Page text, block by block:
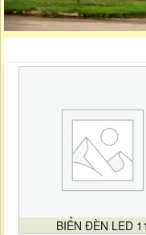
BIỂN ĐÈN LED 11